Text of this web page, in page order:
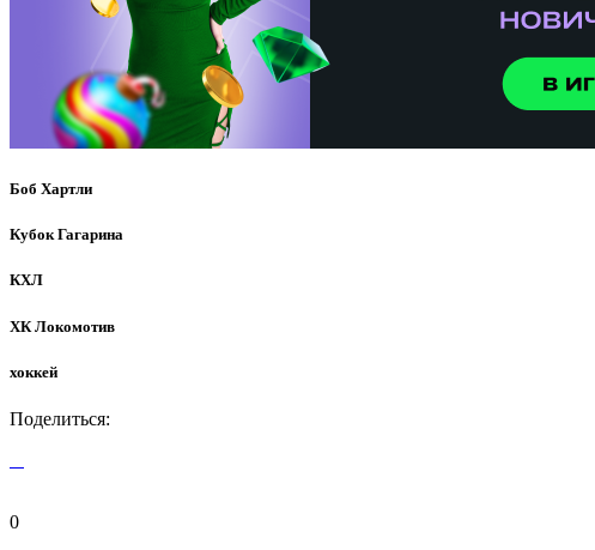
Боб Хартли
Кубок Гагарина
КХЛ
ХК Локомотив
хоккей
Поделиться:
0